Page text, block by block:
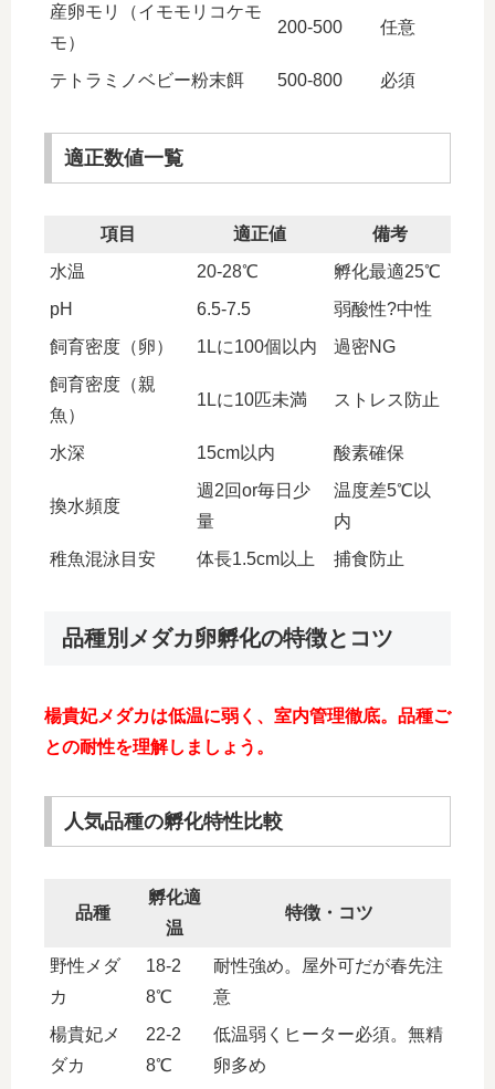
産卵モリ（イモモリコケモ
モ）
200-500 任意
テトラミノベビー粉末餌 500-800 必須
適正数値一覧
項目 適正値
備考
水温
20-28℃
孵化最適25℃
pH
6.5-7.5
弱酸性?中性
飼育密度（卵）
1Lに100個以内
過密NG
飼育密度（親
魚）
1Lに10匹未満 ストレス防止
水深 15cm以内 酸素確保
換水頻度
週2回or毎日少
量
温度差5℃以
内
稚魚混泳目安
体長1.5cm以上 捕食防止
品種別メダカ卵孵化の特徴とコツ
楊貴妃メダカは低温に弱く、室内管理徹底。品種ご
との耐性を理解しましょう。
人気品種の孵化特性比較
品種
孵化適
温
特徴・コツ
野性メダ
カ
18-2
8℃
耐性強め。屋外可だが春先注
意
楊貴妃メ
ダカ
22-2
8℃
低温弱くヒーター必須。無精
卵多め